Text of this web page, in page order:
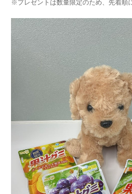
※プレゼントは数量限定のため、先着順